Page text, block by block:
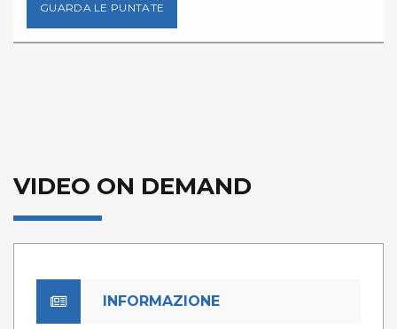
GUARDA LE PUNTATE
VIDEO ON DEMAND
INFORMAZIONE